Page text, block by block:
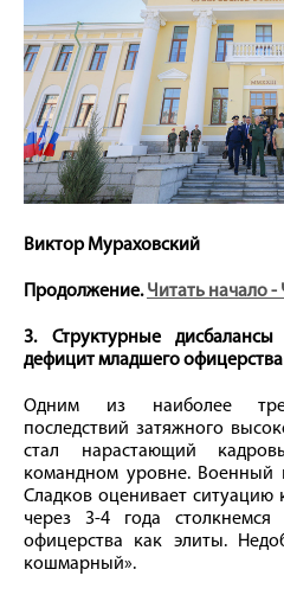
Виктор Мураховский
Продолжение.Читать начало -
3. Структурные дисбалансы
дефицит младшего офицерства
Одним из наиболее
последствий затяжного
стал нарастающий
командном уровне. Военный
Сладков оценивает
через 3-4 года столкнемся
офицерства как элиты.
кошмарный».